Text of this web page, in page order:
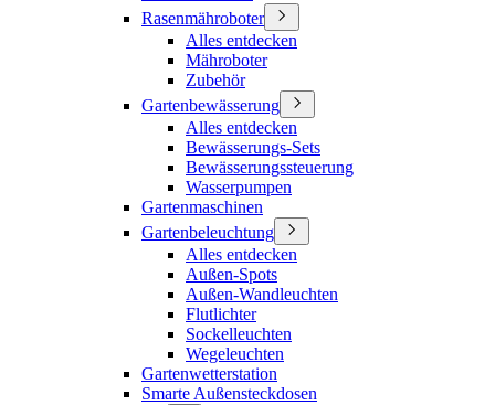
Rasenmähroboter
Alles entdecken
Mähroboter
Zubehör
Gartenbewässerung
Alles entdecken
Bewässerungs-Sets
Bewässerungssteuerung
Wasserpumpen
Gartenmaschinen
Gartenbeleuchtung
Alles entdecken
Außen-Spots
Außen-Wandleuchten
Flutlichter
Sockelleuchten
Wegeleuchten
Gartenwetterstation
Smarte Außensteckdosen